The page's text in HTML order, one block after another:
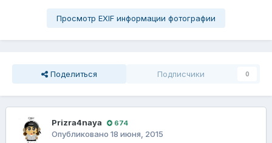
Просмотр EXIF информации фотографии
Поделиться Подписчики 0
Prizra4naya 674
Опубликовано 18 июня, 2015